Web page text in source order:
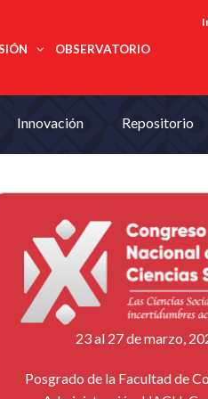
ciencias
pública
social
Asociaciones
profesionales
Grupos de
Laboratorios
nacionales
Entidades
afines
Reconoce
Universidad
En Su 475
Aniversario
OBSERVATORIO
Innovación Repositorio
23 al 27 de marzo,
Posgrado de la Facultad de